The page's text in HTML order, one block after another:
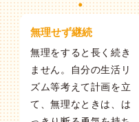
無理せず継続
無理をすると長く続き
ません。自分の生活リ
ズム等考えて計画を立
て、無理なときは、は